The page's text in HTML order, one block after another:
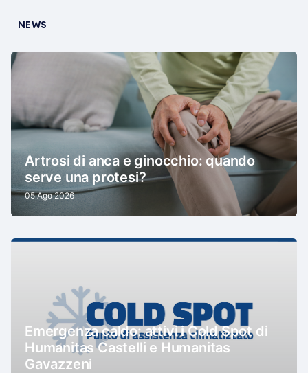
NEWS
Artrosi di anca e ginocchio: quando
serve una protesi?
05 Ago 2026
Emergenza caldo: attivi i Cold Spot di
Humanitas Castelli e Humanitas
Gavazzeni